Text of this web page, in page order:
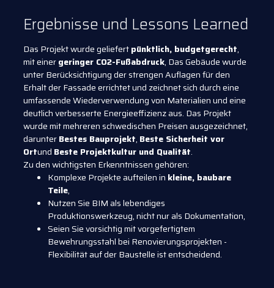
Ergebnisse und Lessons Learned
Das Projekt wurde geliefertpünktlich, budgetgerecht,
mit einergeringer CO2-Fußabdruck, Das Gebäude wurde
unter Berücksichtigung der strengen Auflagen für den
Erhalt der Fassade errichtet und zeichnet sich durch eine
umfassende Wiederverwendung von Materialien und eine
deutlich verbesserte Energieeffizienz aus. Das Projekt
wurde mit mehreren schwedischen Preisen ausgezeichnet,
darunterBestes Bauprojekt, Beste Sicherheit vor
Ortund Beste Projektkultur und Qualität.
Zu den wichtigsten Erkenntnissen gehören:
Komplexe Projekte aufteilen in kleine, baubare
Teile,
Nutzen Sie BIM als lebendiges
Produktionswerkzeug, nicht nur als Dokumentation,
Seien Sie vorsichtig mit vorgefertigtem
Bewehrungsstahl bei Renovierungsprojekten -
Flexibilität auf der Baustelle ist entscheidend.